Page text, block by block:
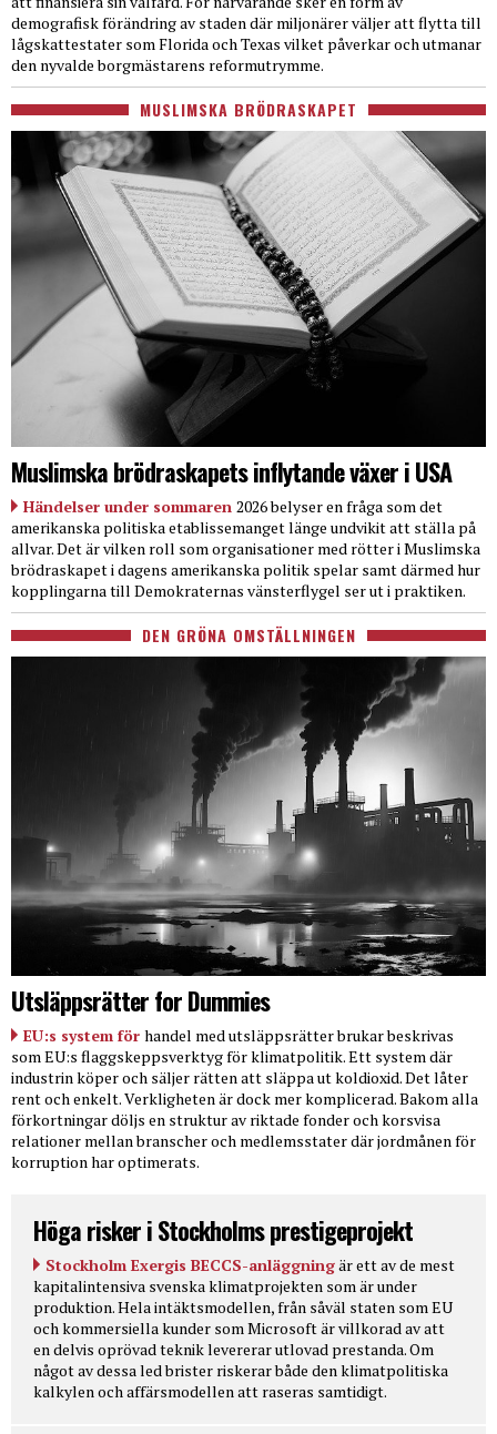
demografisk förändring av staden där miljonärer väljer att flytta till
lågskattestater som Florida och Texas vilket påverkar och utmanar
den nyvalde borgmästarens reformutrymme.
MUSLIMSKA BRÖDRASKAPET
Muslimska brödraskapets inflytande växer i USA
Händelser under sommaren 2026 belyser en fråga som det
amerikanska politiska etablissemanget länge undvikit att ställa på
allvar. Det är vilken roll som organisationer med rötter i Muslimska
brödraskapet i dagens amerikanska politik spelar samt därmed hur
kopplingarna till Demokraternas vänsterflygel ser ut i praktiken.
DEN GRÖNA OMSTÄLLNINGEN
Utsläppsrätter for Dummies
EU:s system för handel med utsläppsrätter brukar beskrivas
som EU:s flaggskeppsverktyg för klimatpolitik. Ett system där
industrin köper och säljer rätten att släppa ut koldioxid. Det låter
rent och enkelt. Verkligheten är dock mer komplicerad. Bakom alla
förkortningar döljs en struktur av riktade fonder och korsvisa
relationer mellan branscher och medlemsstater där jordmånen för
korruption har optimerats.
Höga risker i Stockholms prestigeprojekt
Stockholm Exergis BECCS-anläggningär ett av de mest
kapitalintensiva svenska klimatprojekten som är under
produktion. Hela intäktsmodellen, från såväl staten som EU
och kommersiella kunder som Microsoft är villkorad av att
en delvis oprövad teknik levererar utlovad prestanda. Om
något av dessa led brister riskerar både den klimatpolitiska
kalkylen och affärsmodellen att raseras samtidigt.